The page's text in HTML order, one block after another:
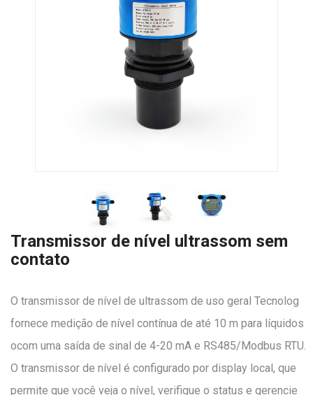
Transmissor de nível ultrassom sem
contato
O transmissor de nível de ultrassom de uso geral Tecnolog
fornece medição de nível contínua de até 10 m para líquidos
ocom uma saída de sinal de 4-20 mA e RS485/Modbus RTU.
O transmissor de nível é configurado por display local, que
permite que você veja o nível, verifique o status e gerencie